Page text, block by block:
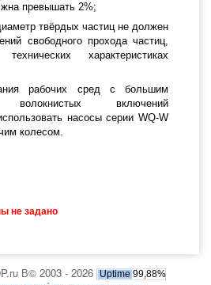
превышать 2%;
твёрдых частиц не должен
свободного прохода частиц,
характеристиках
рабочих сред с большим
волокнистых включений
насосы серии WQ-W
колесом.
не задано
В© 2003 - 2026